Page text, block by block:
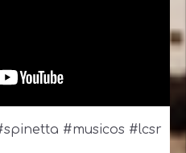
#musicos #lcsr